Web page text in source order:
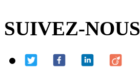
SUIVEZ-NOUS